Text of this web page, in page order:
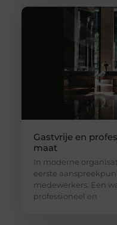
Gastvrije en
maat
In moderne
eerste
medewerkers. Een
professioneel en